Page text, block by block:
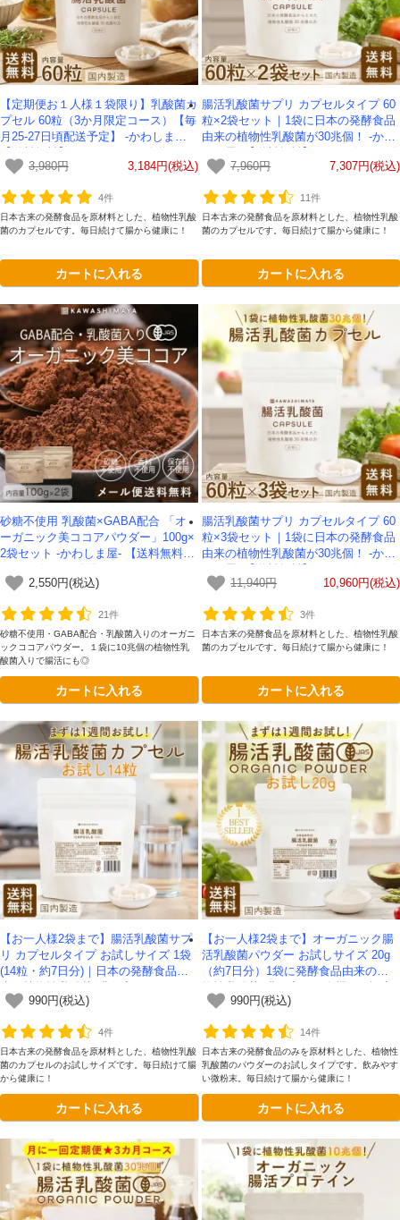
【定期便お１人様１袋限り】乳酸菌カ
プセル 60粒（3か月限定コース）【毎
月25-27日頃配送予定】 -かわしま屋-
3,980円
3,184円(税込)
4件
日本古来の発酵食品を原材料とした、植物性乳酸
菌のカプセルです。毎日続けて腸から健康に！
カートに入れる
腸活乳酸菌サプリ カプセルタイプ 60
粒×2袋セット｜1袋に日本の発酵食品
由来の植物性乳酸菌が30兆個！ -かわ
送*
7,960円 7,307円(税込)
11件
日本古来の発酵食品を原材料とした、植物性乳酸
菌のカプセルです。毎日続けて腸から健康に！
カートに入れる
砂糖不使用 乳酸菌×GABA配合 「オ
ーガニック美ココアパウダー」100g×
2袋セット -かわしま屋- 【送料無料】
2,550円(税込)
21件
砂糖不使用・GABA配合・乳酸菌入りのオーガニ
ックココアパウダー。１袋に10兆個の植物性乳
酸菌入りで腸活にも◎
カートに入れる
腸活乳酸菌サプリ カプセルタイプ 60
粒×3袋セット｜1袋に日本の発酵食品
由来の植物性乳酸菌が30兆個！ -かわ
送*
11,940円 10,960円(税込)
3件
日本古来の発酵食品を原材料とした、植物性乳酸
菌のカプセルです。毎日続けて腸から健康に！
カートに入れる
【お一人様2袋まで】腸活乳酸菌サプ
リ カプセルタイプ お試しサイズ 1袋
(14粒・約7日分)｜日本の発酵食品由
ま屋- 【送料無料】*メール便での発送
990円(税込)
4件
日本古来の発酵食品を原材料とした、植物性乳酸
菌のカプセルのお試しサイズです。毎日続けて腸
から健康に！
カートに入れる
【お一人様2袋まで】オーガニック腸
活乳酸菌パウダー お試しサイズ 20g
（約7日分）1袋に発酵食品由来の植
-かわしま屋- 【送料無料】 *メール便
990円(税込)
14件
日本古来の発酵食品のみを原材料とした、植物性
乳酸菌のパウダーのお試しタイプです。飲みやす
い微粉末。毎日続けて腸から健康に！
カートに入れる
新規会員様限定
今すぐ使える300 円OFFクーポンを
ご用意しました🎁
会員登録ありがとうございます！
＼ ご登録の感謝を込めて ／
新規会員様限定特典クーポン
300円OFF